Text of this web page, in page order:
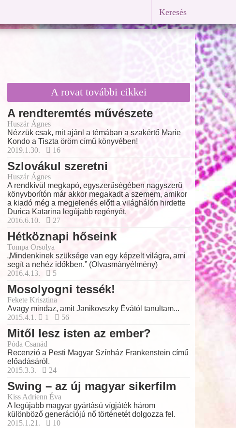
Keresés
A rovat további cikkei
A rendteremtés művészete
Huszár Ágnes
Nézzük csak, mit ajánl a témában a szakértő Marie
Kondo a Tiszta öröm című könyvében!
2019.1.30.
16
Szlovákul szeretni
Huszár Ágnes
A rendkívül megkapó, egyszerűségében nagyszerű
könyvborítón már akkor megakadt a szemem, amikor
a kiadó még a megjelenés előtt a világhálón hirdette
Durica Katarina legújabb regényét.
2016.6.10.
27
Hétköznapi hőseink
Tompa Orsolya
„Mindenkinek szüksége van egy képzelt világra, ami
segít a nehéz időkben.” (Olvasmányélmény)
2016.4.13.
5
Mosolyogni tessék!
Fekete Krisztina
Avagy mindaz, amit Janikovszky Évától tanultam...
2015.4.1.
1 56
Mitől lesz isten az ember?
Póda Csanád
Recenzió a Pesti Magyar Színház Frankenstein című
előadásáról.
2015.3.3.
24
Swing – az új magyar sikerfilm
Kiss Adrienn Éva
A legújabb magyar gyártású vígjáték három
különböző generációjú nő történetét dolgozza fel.
2015.1.21.
10